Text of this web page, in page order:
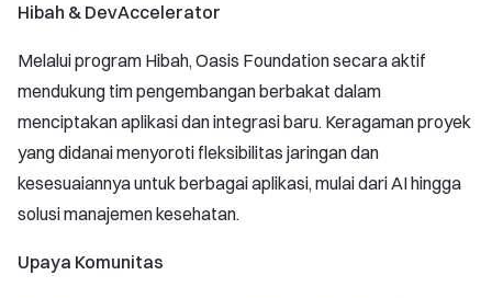
Hibah & DevAccelerator
Melalui program Hibah, Oasis Foundation secara aktif
mendukung tim pengembangan berbakat dalam
menciptakan aplikasi dan integrasi baru. Keragaman proyek
yang didanai menyoroti fleksibilitas jaringan dan
kesesuaiannya untuk berbagai aplikasi, mulai dari AI hingga
solusi manajemen kesehatan.
Upaya Komunitas